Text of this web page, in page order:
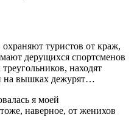
туристов от краж,
дерущихся спортсменов
находят
на вышках дежурят…
я моей
наверное, от женихов